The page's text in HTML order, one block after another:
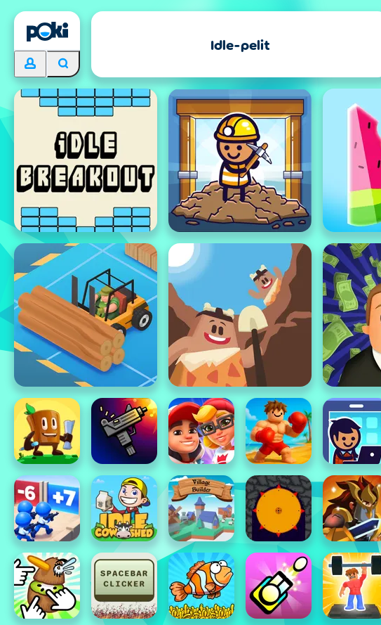
Idle-pelit